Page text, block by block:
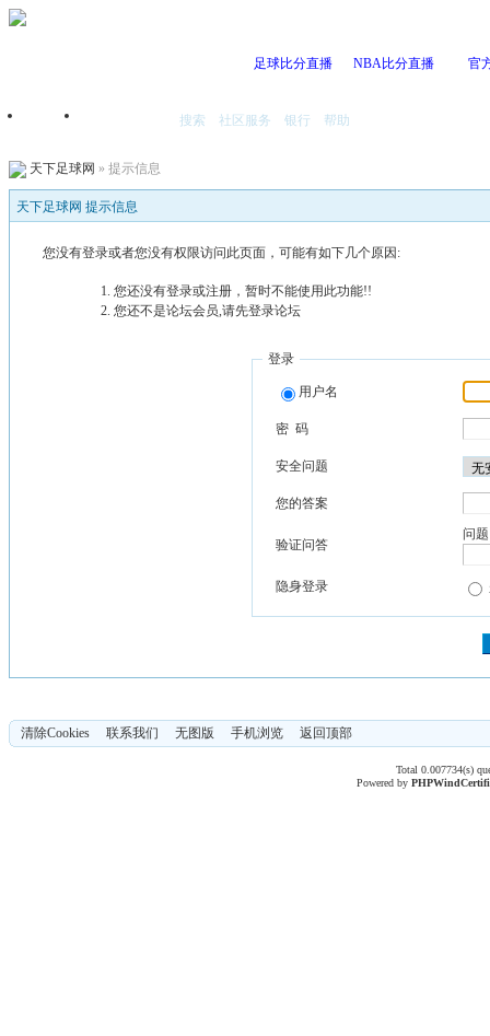
足球比分直播 NBA比分直播 官
首页 搜索 社区服务 银行 帮助
天下足球网 » 提示信息
天下足球网 提示信息
您没有登录或者您没有权限访问此页面，可能有如下几个原因:
您还没有登录或注册，暂时不能使用此功能!!
您还不是论坛会员,请先登录论坛
登录
用户名
密 码
安全问题
您的答案
验证问答
问
隐身登录
清除Cookies 联系我们 无图版 手机浏览 返回顶部
Total 0.007734(s)
Powered byPHPWind